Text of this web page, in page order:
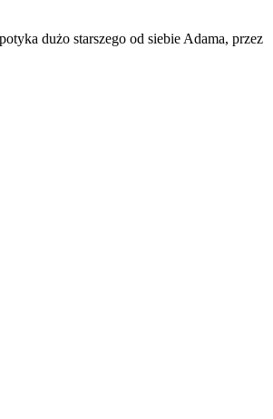
dużo starszego od siebie Adama, przez